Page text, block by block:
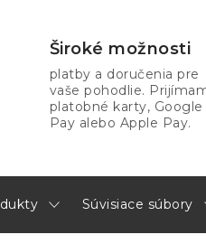
Široké možnosti
platby a doručenia pre
vaše pohodlie.
platobné karty, Google
Pay alebo Apple Pay.
Súvisiace súbory